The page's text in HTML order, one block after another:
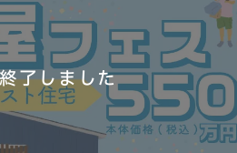
了しました